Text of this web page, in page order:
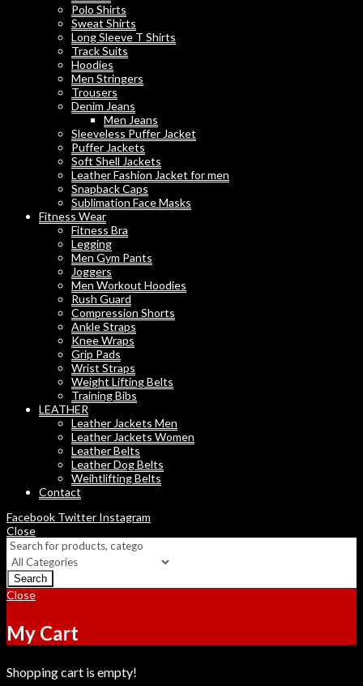
Polo Shirts
Sweat Shirts
Long Sleeve T Shirts
Track Suits
Hoodies
Men Stringers
Trousers
Denim Jeans
Men Jeans
Sleeveless Puffer Jacket
Puffer Jackets
Soft Shell Jackets
Leather Fashion Jacket for men
Snapback Caps
Sublimation Face Masks
Fitness Wear
Fitness Bra
Legging
Men Gym Pants
Joggers
Men Workout Hoodies
Rush Guard
Compression Shorts
Ankle Straps
Knee Wraps
Grip Pads
Wrist Straps
Weight Lifting Belts
Training Bibs
LEATHER
Leather Jackets Men
Leather Jackets Women
Leather Belts
Leather Dog Belts
Weihtlifting Belts
Contact
Facebook Twitter Instagram
Close
Search
Close
My Cart
Shopping cart is empty!